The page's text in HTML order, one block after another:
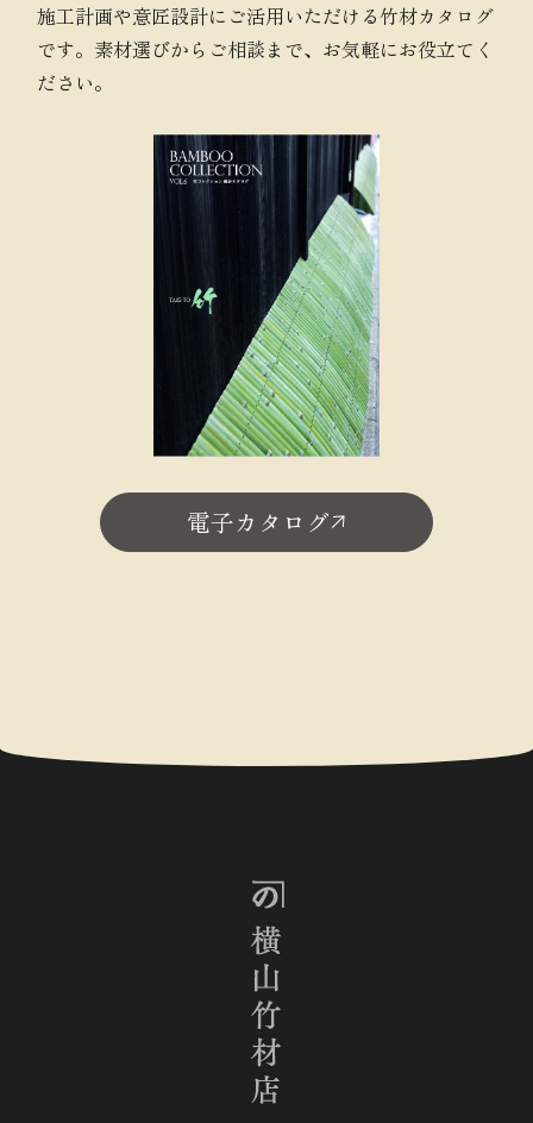
施工計画や意匠設計にご活用いただける竹材カタログ
です。素材選びからご相談まで、お気軽にお役立てく
ださい。
電子カタログ